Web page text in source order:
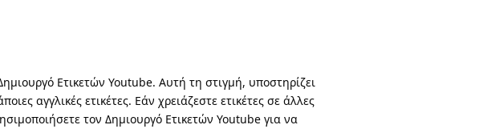
Ετικετών Youtube. Αυτή τη στιγμή, υποστηρίζει
αγγλικές ετικέτες. Εάν χρειάζεστε ετικέτες σε άλλες
τον Δημιουργό Ετικετών Youtube για να